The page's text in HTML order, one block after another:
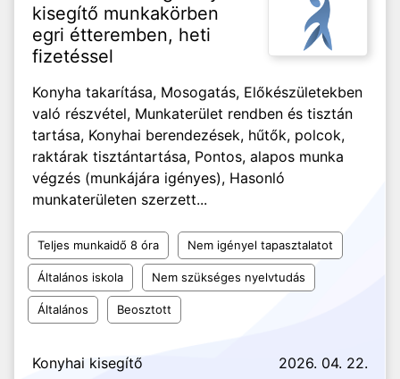
kisegítő munkakörben
egri étteremben, heti
fizetéssel
Konyha takarítása, Mosogatás, Előkészületekben
való részvétel, Munkaterület rendben és tisztán
tartása, Konyhai berendezések, hűtők, polcok,
raktárak tisztántartása, Pontos, alapos munka
végzés (munkájára igényes), Hasonló
munkaterületen szerzett...
Teljes munkaidő 8 óra Nem igényel tapasztalatot
Általános iskola Nem szükséges nyelvtudás
Általános Beosztott
Konyhai kisegítő 2026. 04. 22.